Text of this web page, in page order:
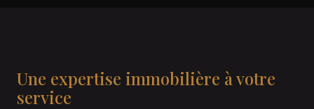
Une expertise immobilière à votre
service